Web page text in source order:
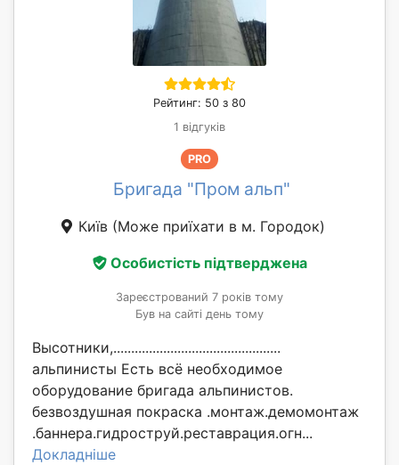
Рейтинг: 50 з 80
1 відгуків
PRO
Бригада "Пром альп"
Київ (Може приїхати в м. Городок)
Особистість підтверджена
Зареєстрований 7 років тому
Був на сайті день тому
Высотники,...............................................
альпинисты Есть всё необходимое
оборудование бригада альпинистов.
безвоздушная покраска .монтаж.демомонтаж
.баннера.гидроструй.реставрация.огн...
Докладніше